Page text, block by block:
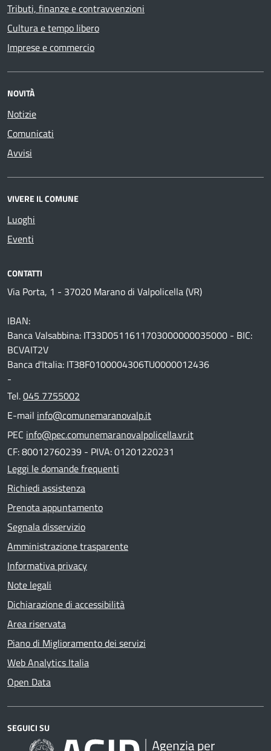
Tributi, finanze e contravvenzioni
Cultura e tempo libero
Imprese e commercio
NOVITÀ
Notizie
Comunicati
Avvisi
VIVERE IL COMUNE
Luoghi
Eventi
CONTATTI
Via Porta, 1 - 37020 Marano di Valpolicella (VR)
IBAN:
Banca Valsabbina: IT33D0511611703000000035000 - BIC:
BCVAIT2V
Banca d'Italia: IT38F0100004306TU0000012436
-
Tel.045 7755002
E-mail info@comunemaranovalp.it
PEC info@pec.comunemaranovalpolicella.vr.it
CF: 80012760239 - PIVA: 01201220231
Leggi le domande frequenti
Richiedi assistenza
Prenota appuntamento
Segnala disservizio
Amministrazione trasparente
Informativa privacy
Note legali
Dichiarazione di accessibilità
Area riservata
Piano di Miglioramento dei servizi
Web Analytics Italia
Open Data
SEGUICI SU